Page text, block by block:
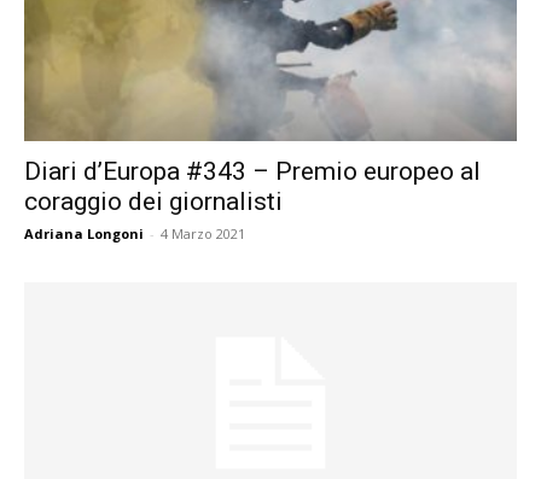
Diari d’Europa #343 – Premio europeo al
coraggio dei giornalisti
Adriana Longoni - 4 Marzo 2021